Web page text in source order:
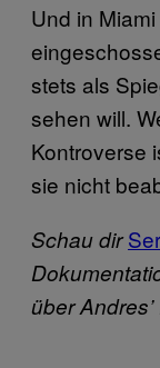
Und in
stets als
sehen will.
Kontroverse
sie nicht
Schau dir
über